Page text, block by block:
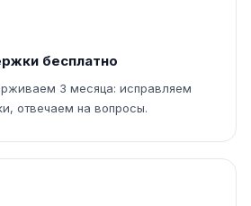
бесплатно
3 месяца: исправляем
отвечаем на вопросы.